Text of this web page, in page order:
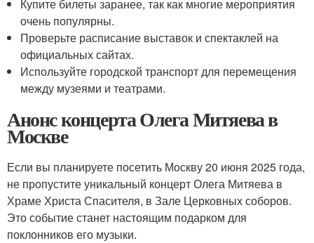
Купите билеты заранее, так как многие мероприятия
очень популярны.
Проверьте расписание выставок и спектаклей на
официальных сайтах.
Используйте городской транспорт для перемещения
между музеями и театрами.
Анонс концерта Олега Митяева в
Москве
Если вы планируете посетить Москву 20 июня 2025 года,
не пропустите уникальный концерт Олега Митяева в
Храме Христа Спасителя, в Зале Церковных соборов.
Это событие станет настоящим подарком для
поклонников его музыки.